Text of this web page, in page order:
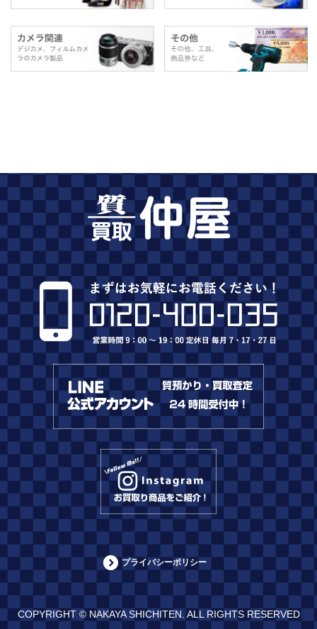
プライバシーポリシー
COPYRIGHT © NAKAYA SHICHITEN. ALL RIGHTS RESERVED